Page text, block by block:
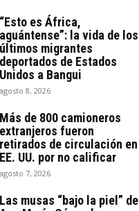
“Esto es África,
aguántense”: la vida de los
últimos migrantes
deportados de Estados
Unidos a Bangui
agosto 8, 2026
Más de 800 camioneros
extranjeros fueron
retirados de circulación en
EE. UU. por no calificar
agosto 7, 2026
Las musas “bajo la piel” de